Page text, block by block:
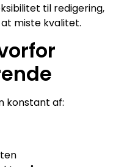
til redigering,
miste kvalitet.
konstant af: